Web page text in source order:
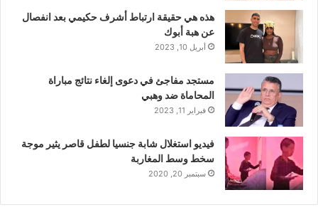
هذه هي حقيقة ارتباط أشرف حكيمي بعد انفصال
عن هبة أبوك
أبريل 10, 2023
مستجد مفاجئ في دعوى إلغاء نتائج مباراة
المحاماة ضد وهبي
فبراير 11, 2023
فيديو استغلال شابة جنسيا لطفل قاصر يثير موجة
سخط وسط المغاربة
سبتمبر 20, 2020